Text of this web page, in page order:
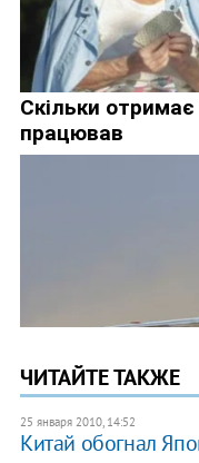
ЧИТАЙТЕ ТАКЖЕ
25 января 2010, 14:52
Китай обогнал